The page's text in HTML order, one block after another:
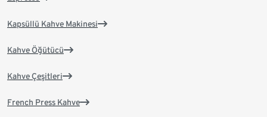
Kapsüllü Kahve Makinesi
Kahve Öğütücü
Kahve Çeşitleri
French Press Kahve